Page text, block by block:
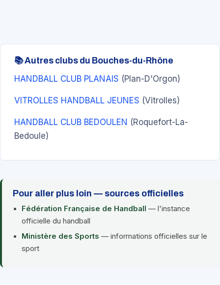
📚 Autres clubs du Bouches-du-Rhône
HANDBALL CLUB PLANAIS (Plan-D'Orgon)
VITROLLES HANDBALL JEUNES (Vitrolles)
HANDBALL CLUB BEDOULEN (Roquefort-La-
Bedoule)
Pour aller plus loin — sources officielles
Fédération Française de Handball — l'instance
officielle du handball
Ministère des Sports — informations officielles sur le
sport